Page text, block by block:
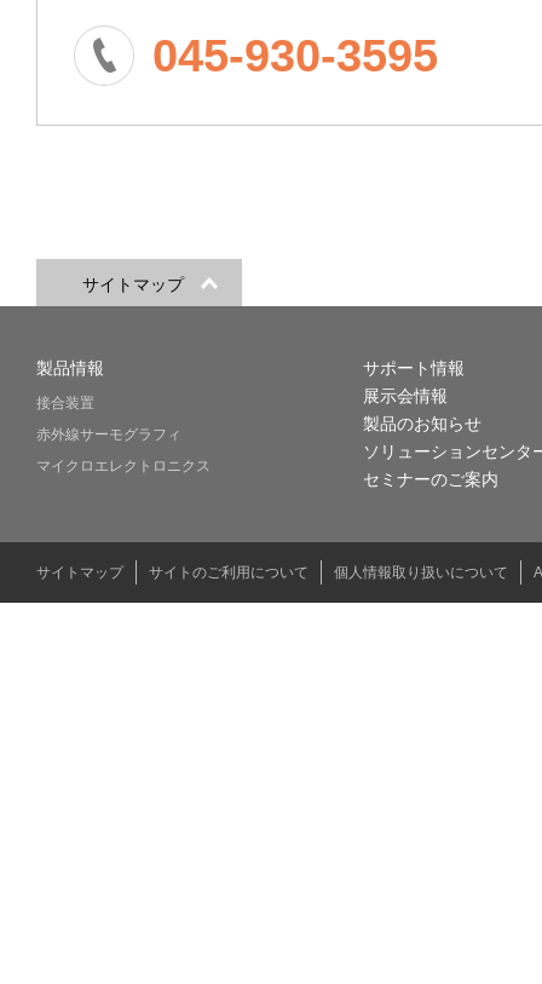
045-930-3595
サイトマップ
製品情報
接合装置
赤外線サーモグラフィ
マイクロエレクトロニクス
サポート情報
展示会情報
製品のお知らせ
ソリューションセンタ
セミナーのご案内
サイトマップ サイトのご利用について 個人情報取り扱いについて